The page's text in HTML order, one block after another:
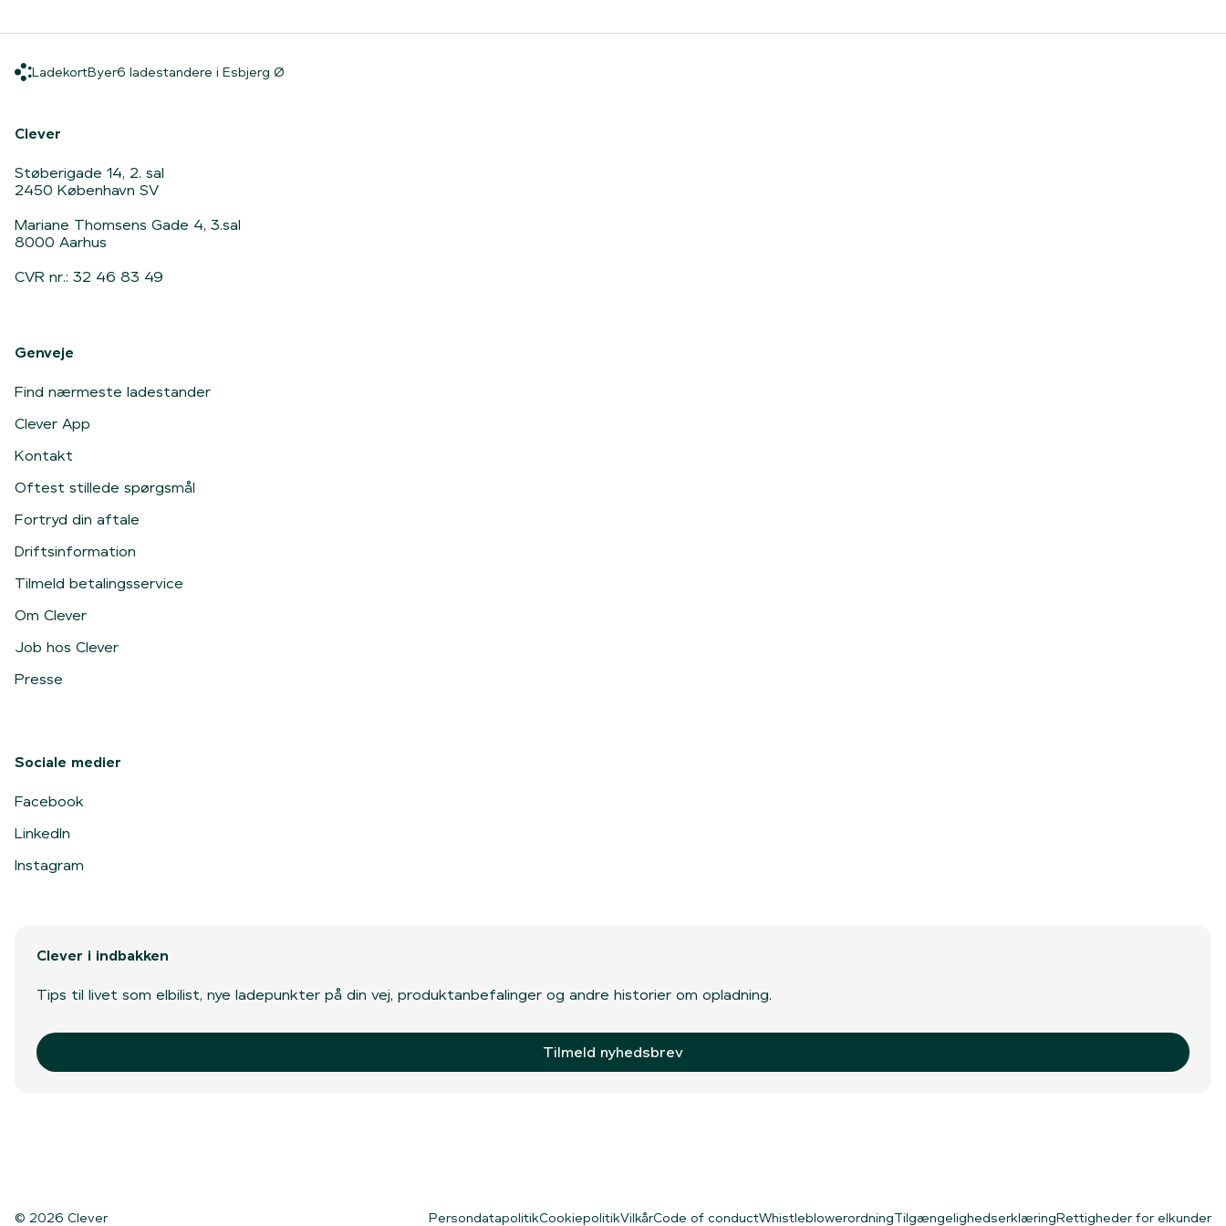
LadekortLadekort
ByerByer
6 ladestandere i Esbjerg Ø
Clever
Støberigade 14, 2. sal
2450 København SV
Mariane Thomsens Gade 4, 3.sal
8000 Aarhus
CVR nr.: 32 46 83 49
Genveje
Find nærmeste ladestander
Clever App
Kontakt
Oftest stillede spørgsmål
Fortryd din aftale
Driftsinformation
Tilmeld betalingsservice
Om Clever
Job hos Clever
Presse
Sociale medier
Facebook
LinkedIn
Instagram
Clever i indbakken
Tips til livet som elbilist, nye ladepunkter på din vej, produktanbefalinger og andre historier om opladning.
Tilmeld nyhedsbrev
© 2026 Clever PersondatapolitikCookiepolitikVilkårCode of conductWhistleblowerordningTilgængelighedserklæringRettigheder for elkunder